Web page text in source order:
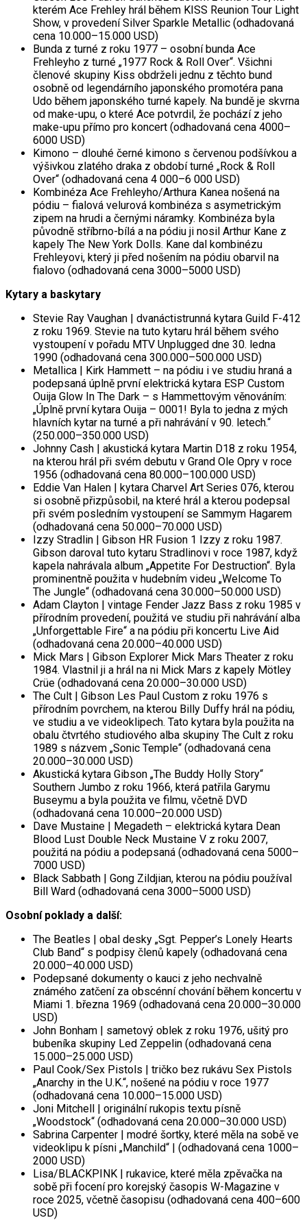
kterém Ace Frehley hrál během KISS Reunion Tour Light
Show, v provedení Silver Sparkle Metallic (odhadovaná
cena 10.000–15.000 USD)
Bunda z turné z roku 1977 – osobní bunda Ace
Frehleyho z turné „1977 Rock & Roll Over“. Všichni
členové skupiny Kiss obdrželi jednu z těchto bund
osobně od legendárního japonského promotéra pana
Udo během japonského turné kapely. Na bundě je skvrna
od make-upu, o které Ace potvrdil, že pochází z jeho
make-upu přímo pro koncert (odhadovaná cena 4000–
6000 USD)
Kimono – dlouhé černé kimono s červenou podšívkou a
výšivkou zlatého draka z období turné „Rock & Roll
Over“ (odhadovaná cena 4 000–6 000 USD)
Kombinéza Ace Frehleyho/Arthura Kanea nošená na
pódiu – fialová velurová kombinéza s asymetrickým
zipem na hrudi a černými náramky. Kombinéza byla
původně stříbrno-bílá a na pódiu ji nosil Arthur Kane z
kapely The New York Dolls. Kane dal kombinézu
Frehleyovi, který ji před nošením na pódiu obarvil na
fialovo (odhadovaná cena 3000–5000 USD)
Kytary a baskytary
Stevie Ray Vaughan | dvanáctistrunná kytara Guild F-412
z roku 1969. Stevie na tuto kytaru hrál během svého
vystoupení v pořadu MTV Unplugged dne 30. ledna
1990 (odhadovaná cena 300.000–500.000 USD)
Metallica | Kirk Hammett – na pódiu i ve studiu hraná a
podepsaná úplně první elektrická kytara ESP Custom
Ouija Glow In The Dark – s Hammettovým věnováním:
„Úplně první kytara Ouija – 0001! Byla to jedna z mých
hlavních kytar na turné a při nahrávání v 90. letech.“
(250.000–350.000 USD)
Johnny Cash | akustická kytara Martin D18 z roku 1954,
na kterou hrál při svém debutu v Grand Ole Opry v roce
1956 (odhadovaná cena 80.000–100.000 USD)
Eddie Van Halen | kytara Charvel Art Series 076, kterou
si osobně přizpůsobil, na které hrál a kterou podepsal
při svém posledním vystoupení se Sammym Hagarem
(odhadovaná cena 50.000–70.000 USD)
Izzy Stradlin | Gibson HR Fusion 1 Izzy z roku 1987.
Gibson daroval tuto kytaru Stradlinovi v roce 1987, když
kapela nahrávala album „Appetite For Destruction“. Byla
prominentně použita v hudebním videu „Welcome To
The Jungle“ (odhadovaná cena 30.000–50.000 USD)
Adam Clayton | vintage Fender Jazz Bass z roku 1985 v
přírodním provedení, použitá ve studiu při nahrávání alba
„Unforgettable Fire“ a na pódiu při koncertu Live Aid
(odhadovaná cena 20.000–40.000 USD)
Mick Mars | Gibson Explorer Mick Mars Theater z roku
1984. Vlastnil ji a hrál na ni Mick Mars z kapely Mötley
Crüe (odhadovaná cena 20.000–30.000 USD)
The Cult | Gibson Les Paul Custom z roku 1976 s
přírodním povrchem, na kterou Billy Duffy hrál na pódiu,
ve studiu a ve videoklipech. Tato kytara byla použita na
obalu čtvrtého studiového alba skupiny The Cult z roku
1989 s názvem „Sonic Temple“ (odhadovaná cena
20.000–30.000 USD)
Akustická kytara Gibson „The Buddy Holly Story“
Southern Jumbo z roku 1966, která patřila Garymu
Buseymu a byla použita ve filmu, včetně DVD
(odhadovaná cena 10.000–20.000 USD)
Dave Mustaine | Megadeth – elektrická kytara Dean
Blood Lust Double Neck Mustaine V z roku 2007,
použitá na pódiu a podepsaná (odhadovaná cena 5000–
7000 USD)
Black Sabbath | Gong Zildjian, kterou na pódiu používal
Bill Ward (odhadovaná cena 3000–5000 USD)
Osobní poklady a další:
The Beatles | obal desky „Sgt. Pepper’s Lonely Hearts
Club Band“ s podpisy členů kapely (odhadovaná cena
20.000–40.000 USD)
Podepsané dokumenty o kauci z jeho nechvalně
známého zatčení za obscénní chování během koncertu v
Miami 1. března 1969 (odhadovaná cena 20.000–30.000
USD)
John Bonham | sametový oblek z roku 1976, ušitý pro
bubeníka skupiny Led Zeppelin (odhadovaná cena
15.000–25.000 USD)
Paul Cook/Sex Pistols | tričko bez rukávu Sex Pistols
„Anarchy in the U.K.“, nošené na pódiu v roce 1977
(odhadovaná cena 10.000–15.000 USD)
Joni Mitchell | originální rukopis textu písně
„Woodstock“ (odhadovaná cena 20.000–30.000 USD)
Sabrina Carpenter | modré šortky, které měla na sobě ve
videoklipu k písni „Manchild“ | (odhadovaná cena 1000–
2000 USD)
Lisa/BLACKPINK | rukavice, které měla zpěvačka na
sobě při focení pro korejský časopis W-Magazine v
roce 2025, včetně časopisu (odhadovaná cena 400–600
USD)